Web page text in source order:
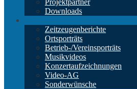
Projektpartner
Downloads
Zeitzeugenberichte
Ortsporträts
Betrieb-/Vereinsporträts
Musikvideos
Konzertaufzeichnungen
Video-AG
Sonderwünsche